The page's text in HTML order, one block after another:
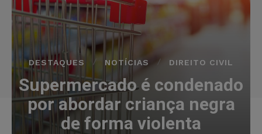
DESTAQUES NOTÍCIAS DIREITO CIVIL
Supermercado é condenado
por abordar criança negra
de forma violenta